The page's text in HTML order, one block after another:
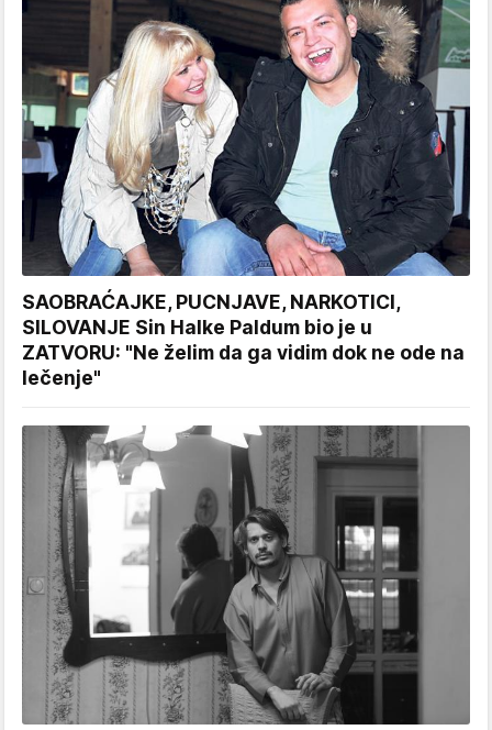
SAOBRAĆAJKE, PUCNJAVE, NARKOTICI,
SILOVANJE Sin Halke Paldum bio je u
ZATVORU: "Ne želim da ga vidim dok ne ode na
lečenje"